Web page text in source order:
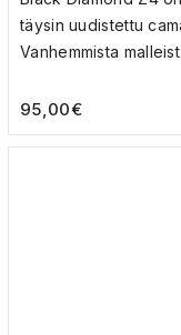
täysin uudistettu
Vanhemmista
95,00€